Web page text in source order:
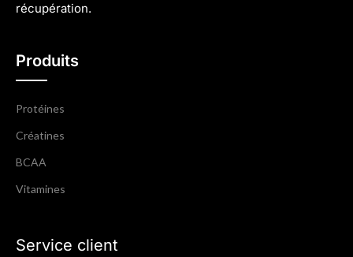
récupération.
Produits
Protéines
Créatines
BCAA
Vitamines
Service client